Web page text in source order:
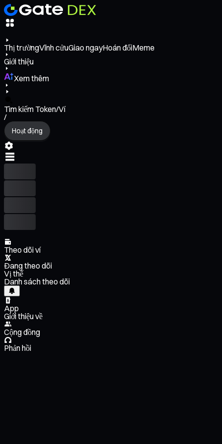
Thị trườngVĩnh cửuGiao ngayHoán đổiMeme
Giới thiệu
Xem thêm
Tìm kiếm Token/Ví
/
Hoạt động
Theo dõi ví
Đang theo dõi
Vị thế
Danh sách theo dõi
App
Giới thiệu về
Cộng đồng
Phản hồi